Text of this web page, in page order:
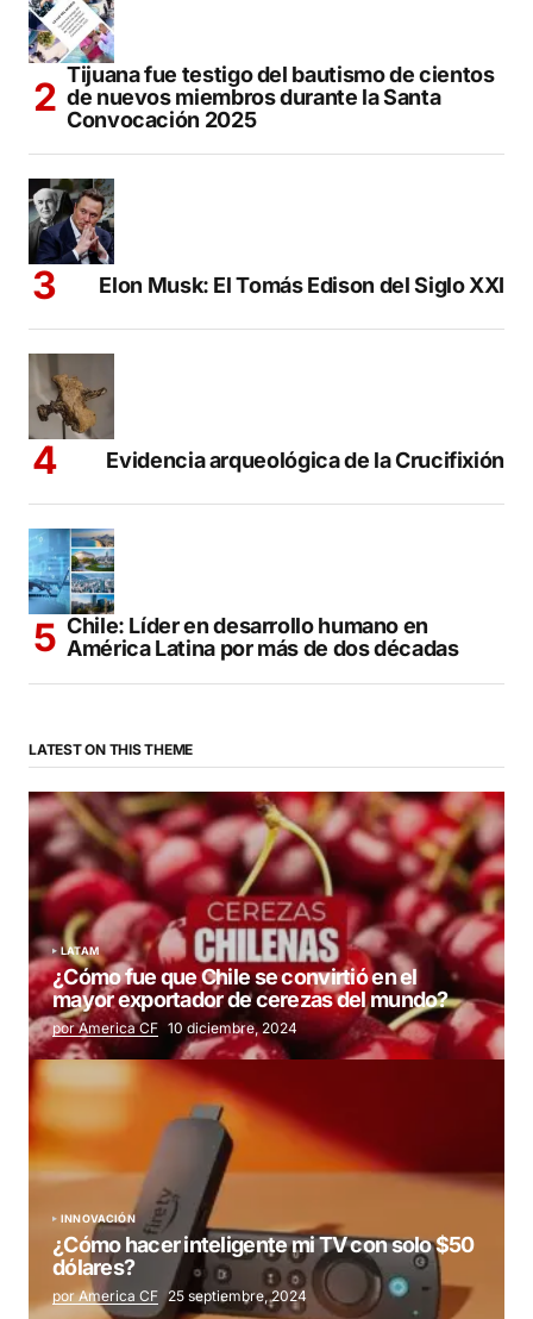
Tijuana fue testigo del bautismo de cientos
de nuevos miembros durante la Santa
Convocación 2025
Elon Musk: El Tomás Edison del Siglo XXI
Evidencia arqueológica de la Crucifixión
Chile: Líder en desarrollo humano en
América Latina por más de dos décadas
LATEST ON THIS THEME
LATAM
¿Cómo fue que Chile se convirtió en el
mayor exportador de cerezas del mundo?
por America CF 10 diciembre, 2024
INNOVACIÓN
¿Cómo hacer inteligente mi TV con solo $50
dólares?
por America CF 25 septiembre, 2024